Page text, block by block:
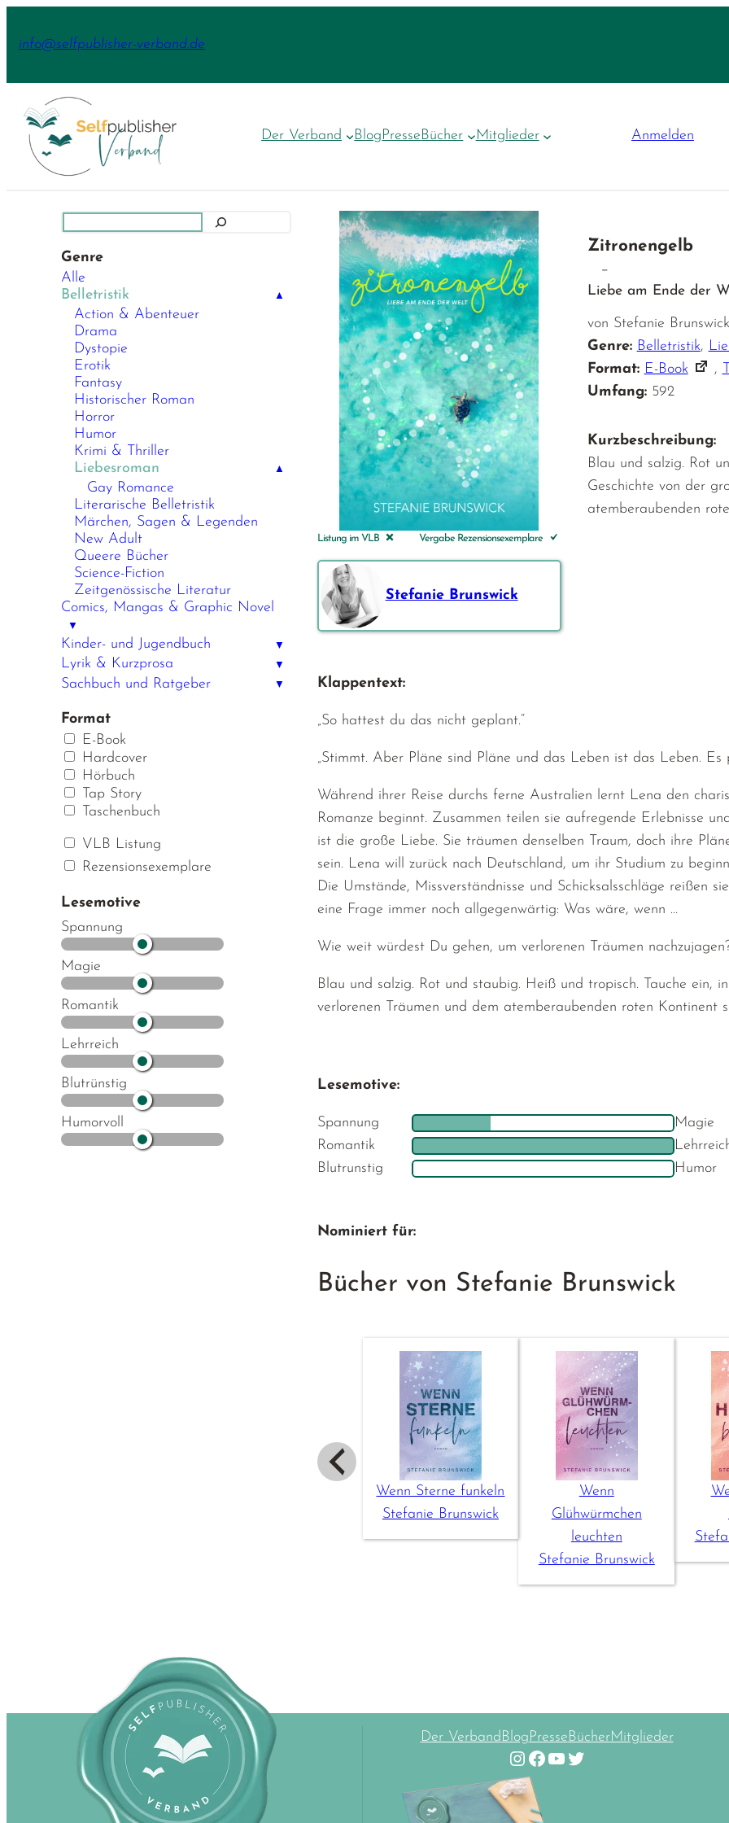
Inhalt
info@selfpublisher-verband.de
Der Verband BlogPresseBücher Mitglieder Anmelden
Genre
Alle
Belletristik
▲
Action & Abenteuer
Drama
Dystopie
Erotik
Fantasy
Historischer Roman
Horror
Humor
Krimi & Thriller
Liebesroman
▲
Gay Romance
Literarische Belletristik
Märchen, Sagen & Legenden
New Adult
Queere Bücher
Science-Fiction
Zeitgenössische Literatur
Comics, Mangas & Graphic Novel
▼
Kinder- und Jugendbuch ▼
Lyrik & Kurzprosa ▼
Sachbuch und Ratgeber ▼
Format
E-Book
Hardcover
Hörbuch
Tap Story
Taschenbuch
VLB Listung
Rezensionsexemplare
Lesemotive
Spannung
Magie
Romantik
Lehrreich
Blutrünstig
Humorvoll
Listung im VLB Vergabe Rezensionsexemplare
Zitronengelb
–
Liebe am Ende der
von Stefanie
Genre: Belletristik,
Format: E-Book ,
Umfang: 592
Kurzbeschreibung:
Blau und salzig. Rot
Geschichte von der
atemberaubenden
Stefanie Brunswick
Klappentext:
„So hattest du das nicht geplant.“
„Stimmt. Aber Pläne sind Pläne und das Leben ist das Leben.
Während ihrer Reise durchs ferne Australien lernt Lena den
Romanze beginnt. Zusammen teilen sie aufregende Erlebnisse
ist die große Liebe. Sie träumen denselben Traum, doch ihre
sein. Lena will zurück nach Deutschland, um ihr Studium zu
Die Umstände, Missverständnisse und Schicksalsschläge reißen
eine Frage immer noch allgegenwärtig: Was wäre, wenn …
Wie weit würdest Du gehen, um verlorenen Träumen
Blau und salzig. Rot und staubig. Heiß und tropisch. Tauche ein,
verlorenen Träumen und dem atemberaubenden roten Kontinent
Lesemotive:
Spannung
Magie
Romantik
Blutrunstig
Humor
Nominiert für:
Bücher von Stefanie Brunswick
Wenn Sterne funkeln
Stefanie Brunswick
Wenn
Glühwürmchen
leuchten
Stefanie Brunswick
Der VerbandBlogPresseBücherMitglieder
Instagram Facebook YouTube Twitter